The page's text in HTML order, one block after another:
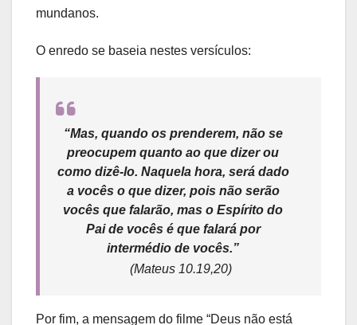
mundanos.
O enredo se baseia nestes versículos:
“Mas, quando os prenderem, não se
preocupem quanto ao que dizer ou
como dizê-lo. Naquela hora, será dado
a vocês o que dizer, pois não serão
vocês que falarão, mas o Espírito do
Pai de vocês é que falará por
intermédio de vocês.”
(Mateus 10.19,20)
Por fim, a mensagem do filme “Deus não está